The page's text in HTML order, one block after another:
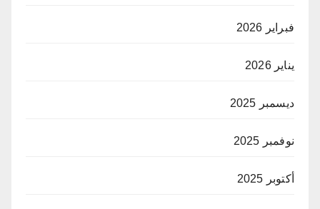
فبراير 2026
يناير 2026
ديسمبر 2025
نوفمبر 2025
أكتوبر 2025